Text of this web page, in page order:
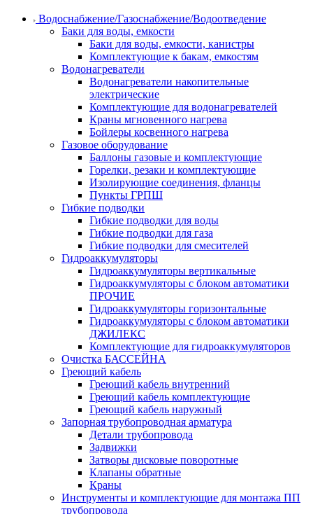
Водоснабжение/Газоснабжение/Водоотведение
Баки для воды, емкости
Баки для воды, емкости, канистры
Комплектующие к бакам, емкостям
Водонагреватели
Водонагреватели накопительные
электрические
Комплектующие для водонагревателей
Краны мгновенного нагрева
Бойлеры косвенного нагрева
Газовое оборудование
Баллоны газовые и комплектующие
Горелки, резаки и комплектующие
Изолирующие соединения, фланцы
Пункты ГРПШ
Гибкие подводки
Гибкие подводки для воды
Гибкие подводки для газа
Гибкие подводки для смесителей
Гидроаккумуляторы
Гидроаккумуляторы вертикальные
Гидроаккумуляторы с блоком автоматики
ПРОЧИЕ
Гидроаккумуляторы горизонтальные
Гидроаккумуляторы с блоком автоматики
ДЖИЛЕКС
Комплектующие для гидроаккумуляторов
Очистка БАССЕЙНА
Греющий кабель
Греющий кабель внутренний
Греющий кабель комплектующие
Греющий кабель наружный
Запорная трубопроводная арматура
Детали трубопровода
Задвижки
Затворы дисковые поворотные
Клапаны обратные
Краны
Инструменты и комплектующие для монтажа ПП
трубопровода